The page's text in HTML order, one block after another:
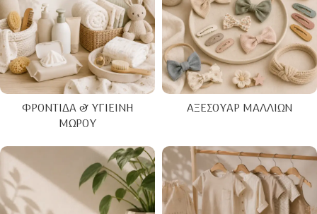
ΦΡΟΝΤΊΔΑ & ΥΓΙΕΙΝΉ
ΜΩΡΟΎ
ΑΞΕΣΟΥΆΡ ΜΑΛΛΙΏΝ